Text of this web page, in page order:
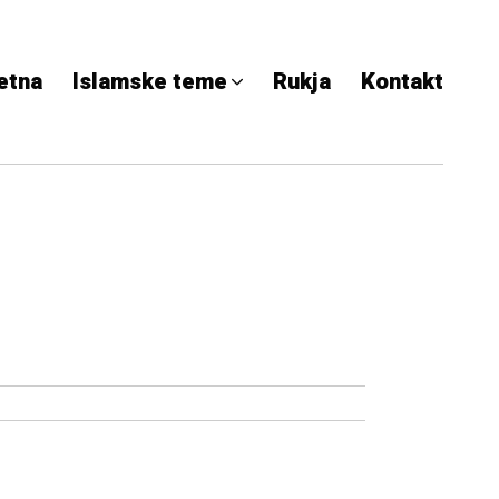
Islamske teme Rukja Kontakt